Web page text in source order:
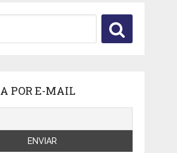
POR E-MAIL